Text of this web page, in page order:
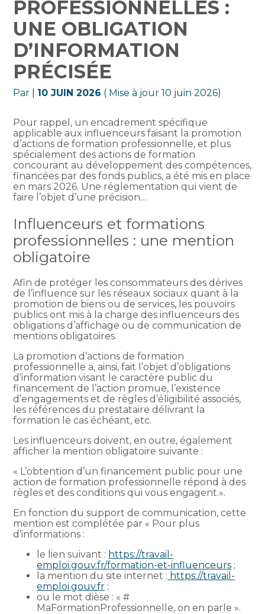
PROFESSIONNELLES :
UNE OBLIGATION
D’INFORMATION
PRÉCISÉE
Par 10 JUIN 2026 ( Mise à jour 10 juin 2026)
Pour rappel, un encadrement spécifique
applicable aux influenceurs faisant la promotion
d’actions de formation professionnelle, et plus
spécialement des actions de formation
concourant au développement des compétences,
financées par des fonds publics, a été mis en place
en mars 2026. Une réglementation qui vient de
faire l’objet d’une précision…
Influenceurs et formations
professionnelles : une mention
obligatoire
Afin de protéger les consommateurs des dérives
de l’influence sur les réseaux sociaux quant à la
promotion de biens ou de services, les pouvoirs
publics ont mis à la charge des influenceurs des
obligations d’affichage ou de communication de
mentions obligatoires.
La promotion d’actions de formation
professionnelle a, ainsi, fait l’objet d’obligations
d’information visant le caractère public du
financement de l’action promue, l’existence
d’engagements et de règles d’éligibilité associés,
les références du prestataire délivrant la
formation le cas échéant, etc.
Les influenceurs doivent, en outre, également
afficher la mention obligatoire suivante :
« L’obtention d’un financement public pour une
action de formation professionnelle répond à des
règles et des conditions qui vous engagent.».
En fonction du support de communication, cette
mention est complétée par « Pour plus
d’informations :
le lien suivant : https://travail-
emploi.gouv.fr/formation-et-influenceurs ;
la mention du site internet : https://travail-
emploi.gouv.fr ;
ou le mot dièse : « #
MaFormationProfessionnelle, on en parle ».